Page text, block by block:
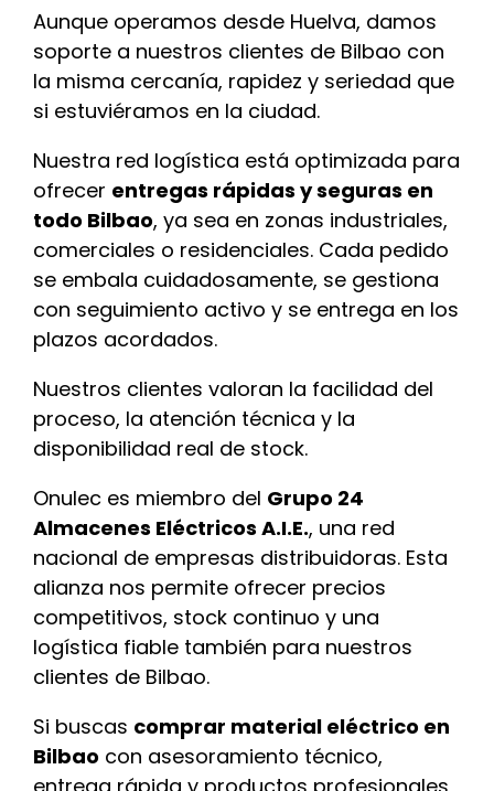
Aunque operamos desde Huelva, damos
soporte a nuestros clientes de Bilbao con
la misma cercanía, rapidez y seriedad que
si estuviéramos en la ciudad.
Nuestra red logística está optimizada para
ofrecer entregas rápidas y seguras en
todo Bilbao, ya sea en zonas industriales,
comerciales o residenciales. Cada pedido
se embala cuidadosamente, se gestiona
con seguimiento activo y se entrega en los
plazos acordados.
Nuestros clientes valoran la facilidad del
proceso, la atención técnica y la
disponibilidad real de stock.
Onulec es miembro del Grupo 24
Almacenes Eléctricos A.I.E., una red
nacional de empresas distribuidoras. Esta
alianza nos permite ofrecer precios
competitivos, stock continuo y una
logística fiable también para nuestros
clientes de Bilbao.
Si buscas comprar material eléctrico en
Bilbao con asesoramiento técnico,